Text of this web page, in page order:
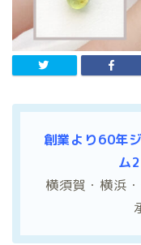
創業より60年
ム
横須賀・横浜